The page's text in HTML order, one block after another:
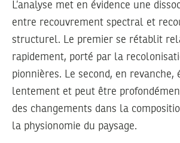
L’analyse met en évidence une
entre recouvrement spectral et
structurel. Le premier se rétablit
rapidement, porté par la
pionnières. Le second, en revanche,
lentement et peut être
des changements dans la
la physionomie du paysage.